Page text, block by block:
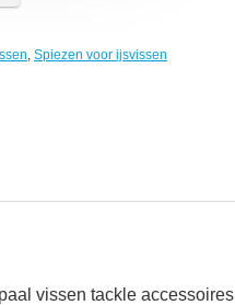
, Spiezen voor ijsvissen
vissen tackle accessoires